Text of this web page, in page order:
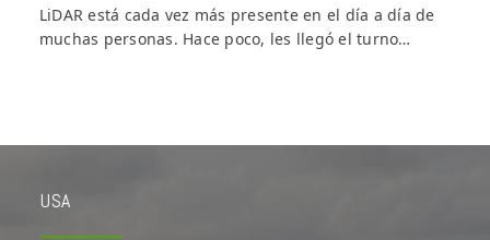
LiDAR está cada vez más presente en el día a día de
muchas personas. Hace poco, les llegó el turno…
USA